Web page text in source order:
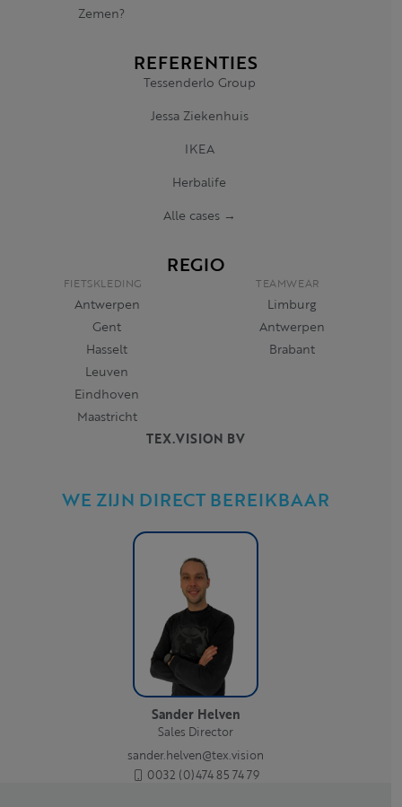
TEX.VISION BV
WE ZIJN DIRECT BEREIKBAAR
Sander Helven
Sales Director
sander.helven@tex.vision
0032 (0)474 85 74 79
Zemen?
REFERENTIES
Tessenderlo Group
Jessa Ziekenhuis
IKEA
Herbalife
Alle cases →
REGIO
FIETSKLEDING
Antwerpen
Gent
Hasselt
Leuven
Eindhoven
Maastricht
TEAMWEAR
Limburg
Antwerpen
Brabant